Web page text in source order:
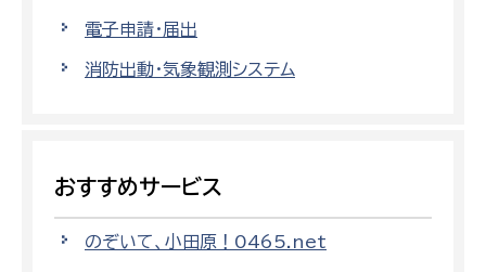
電子申請・届出
消防出動・気象観測システム
おすすめサービス
のぞいて、小田原！0465.net